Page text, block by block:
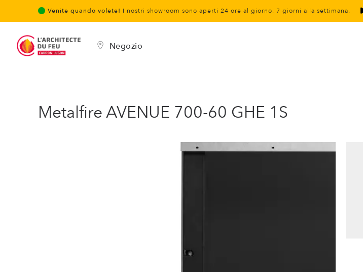
Venite quando volete! I nostri showroom sono aperti 24 ore al giorno, 7 giorni alla settimana.
Negozio
Metalfire AVENUE 700-60 GHE 1S